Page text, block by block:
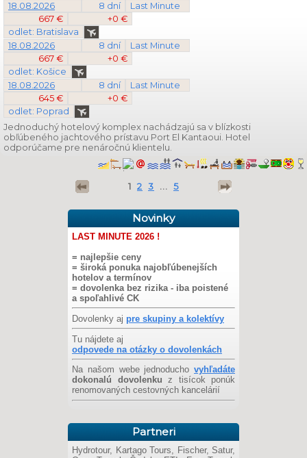
18.08.2026
8 dní
Last Minute
667 €
+0 €
odlet: Bratislava
18.08.2026
8 dní
Last Minute
667 €
+0 €
odlet: Košice
18.08.2026
8 dní
Last Minute
645 €
+0 €
odlet: Poprad
Jednoduchý hotelový komplex nachádzajú sa v blízkosti
obľúbeného jachtového prístavu Port El Kantaoui. Hotel
odporúčame pre nenáročnú klientelu.
1 2 3 ... 5
Novinky
LAST MINUTE 2026 !
= najlepšie ceny
= široká ponuka najobľúbenejších
hotelov a termínov
= dovolenka bez rizika - iba poistené
a spoľahlivé CK
Dovolenky aj pre skupiny a kolektívy
Tu nájdete aj
odpovede na otázky o dovolenkách
Na našom webe jednoducho vyhľadáte
dokonalú dovolenku z tisícok ponúk
renomovaných cestovných kancelárií
Partneri
Hydrotour, Kartago Tours, Fischer, Satur,